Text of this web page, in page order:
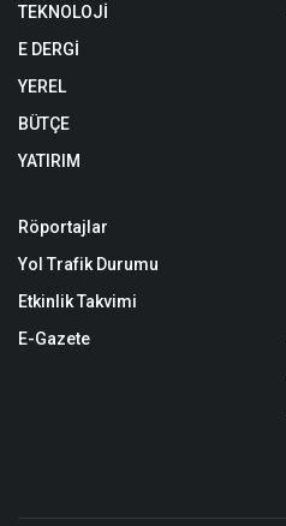
TEKNOLOJİ
E DERGİ
YEREL
BÜTÇE
YATIRIM
Röportajlar
Yol Trafik Durumu
Etkinlik Takvimi
E-Gazete